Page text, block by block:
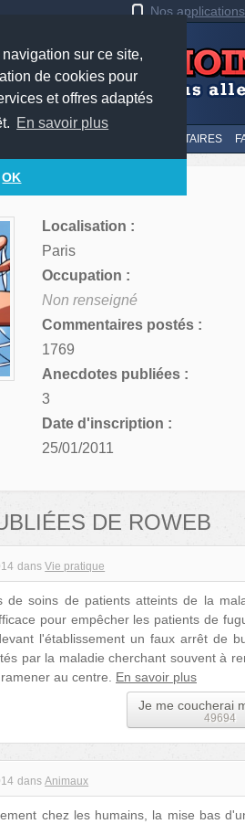
sur ce site,
de cookies pour
et offres adaptés
En savoir plus
OK
Nos
SUIVI DES COMMENTAIRES
Localisation :
Paris
Occupation :
Non renseigné
Commentaires postés :
1769
Anecdotes publiées :
3
Date d'inscription :
25/01/2011
DE ROWEB
dans Vie pratique
de soins de patients atteints de la
pour empêcher les patients de
l'établissement un faux arrêt de
par la maladie cherchant souvent à
au centre. En savoir plus
Je me coucherai
49694
dans Animaux
chez les humains, la mise bas